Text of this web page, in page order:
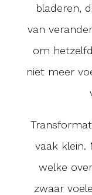
bladeren,
van
om
niet meer
vaak klein.
welke
zwaar